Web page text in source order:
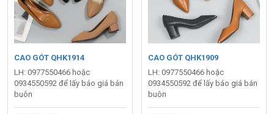
CAO GÓT QHK1914
LH: 0977550466 hoặc
0934550592 để lấy báo giá bán
buôn
CAO GÓT QHK1909
LH: 0977550466 hoặc
0934550592 để lấy báo giá bán
buôn